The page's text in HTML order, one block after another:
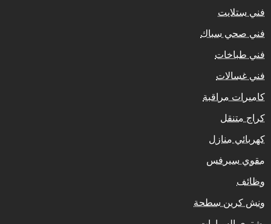
فني ستلايت
فني صحي سباك
فني طباخات
فني غسالات
كاميرات مراقبة
كراج متنقل
كهربائي منازل
مقوي سيرفس
وظائف
ونش كرين سطحة